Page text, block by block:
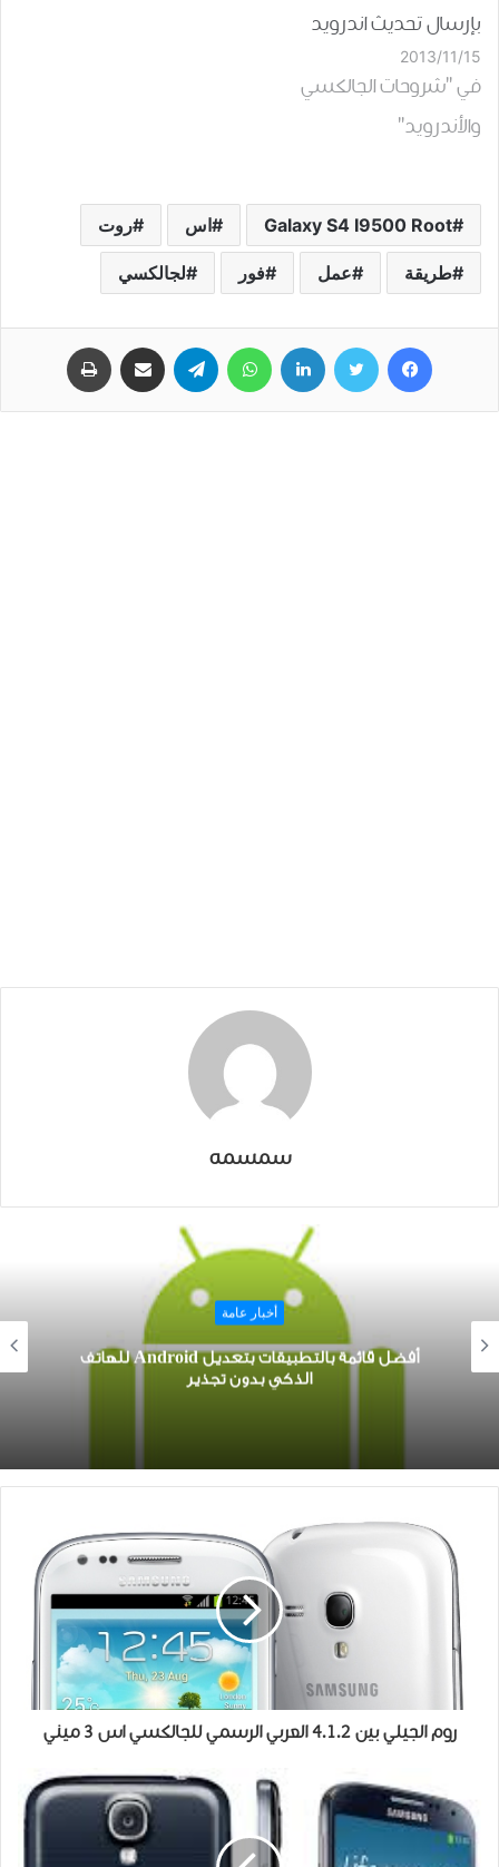
بإرسال تحديث اندرويد
4.3 “جيلي بين” الى هاتف
سامسونج جالاكسي إس
وتحديدًا في المملكة
العربية السعودية حيث
بشكل تدريجي عبر الهواء
2013/11/15
في "شروحات الجالكسي
والأندرويد"
Galaxy S4 I9500 Root اس روت
طريقة عمل فور لجالكسي
فيسبوك تويتر لينكدإن واتساب تيلقرام مشاركة عبر البريد
سمسمه
أخبار عامة
أفضل قائمة بالتطبيقات بتعديل Android للهاتف
الذكي بدون تجذير
روم الجيلي بين 4.1.2 العربي الرسمي للجالكسي اس 3 ميني